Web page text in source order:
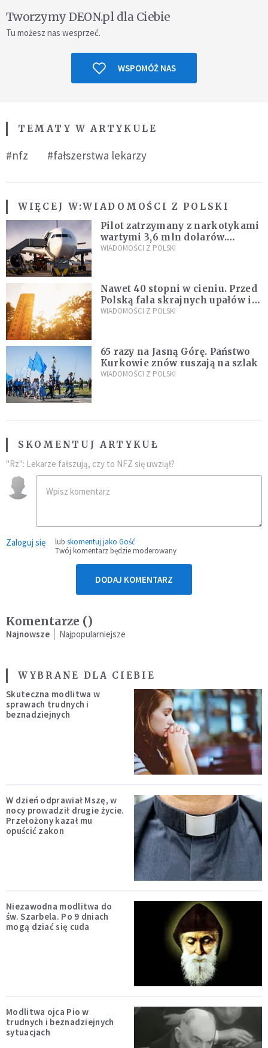
Tworzymy DEON.pl dla Ciebie
Tu możesz nas wesprzeć.
WSPOMÓŻ NAS
TEMATY W ARTYKULE
#nfz #fałszerstwa lekarzy
WIĘCEJ W:WIADOMOŚCI Z POLSKI
Pilot zatrzymany z narkotykami
wartymi 3,6 mln dolarów.
Śledczy podejrzewają, że latał
WIADOMOŚCI Z POLSKI
Nawet 40 stopni w cieniu. Przed
Polską fala skrajnych upałów i
gwałtowne burze
WIADOMOŚCI Z POLSKI
65 razy na Jasną Górę. Państwo
Kurkowie znów ruszają na szlak
WIADOMOŚCI Z POLSKI
SKOMENTUJ ARTYKUŁ
"Rz": Lekarze fałszują, czy to NFZ się uwziął?
Zaloguj się lub skomentuj jako Gość
Twój komentarz będzie moderowany
DODAJ KOMENTARZ
Komentarze ()
Najnowsze Najpopularniejsze
WYBRANE DLA CIEBIE
Skuteczna modlitwa w
sprawach trudnych i
beznadziejnych
W dzień odprawiał Mszę, w
nocy prowadził drugie życie.
Przełożony kazał mu
opuścić zakon
Niezawodna modlitwa do
św. Szarbela. Po 9 dniach
mogą dziać się cuda
Modlitwa ojca Pio w
trudnych i beznadziejnych
sytuacjach